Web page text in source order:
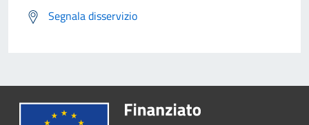
Segnala disservizio